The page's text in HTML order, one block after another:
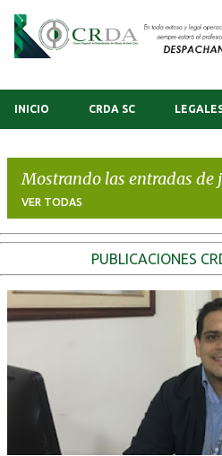
Ir al
INICIO CRDA SC
Mostrando las entradas de
VER TODAS
n
t
a
PUBLICACIONES